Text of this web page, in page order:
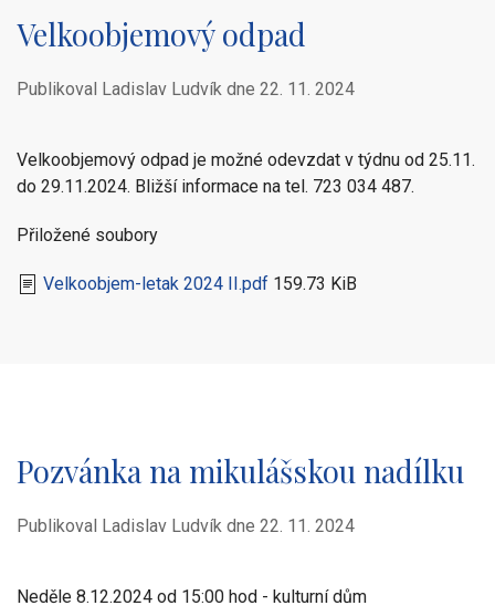
Velkoobjemový odpad
Publikoval Ladislav Ludvík dne 22. 11. 2024
Velkoobjemový odpad je možné odevzdat v týdnu od 25.11.
do 29.11.2024. Bližší informace na tel. 723 034 487.
Přiložené soubory
Velkoobjem-letak 2024 II.pdf 159.73 KiB
Pozvánka na mikulášskou nadílku
Publikoval Ladislav Ludvík dne 22. 11. 2024
Neděle 8.12.2024 od 15:00 hod - kulturní dům